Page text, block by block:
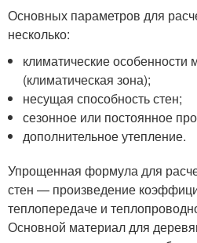
Основных параметров для
несколько:
климатические особенности
(климатическая зона);
несущая способность стен;
сезонное или постоянное
дополнительное утепление.
Упрощенная формула для
стен — произведение
теплопередаче и
Основной материал для